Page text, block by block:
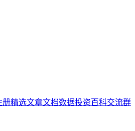
册精选文章文档数据投资百科交流群